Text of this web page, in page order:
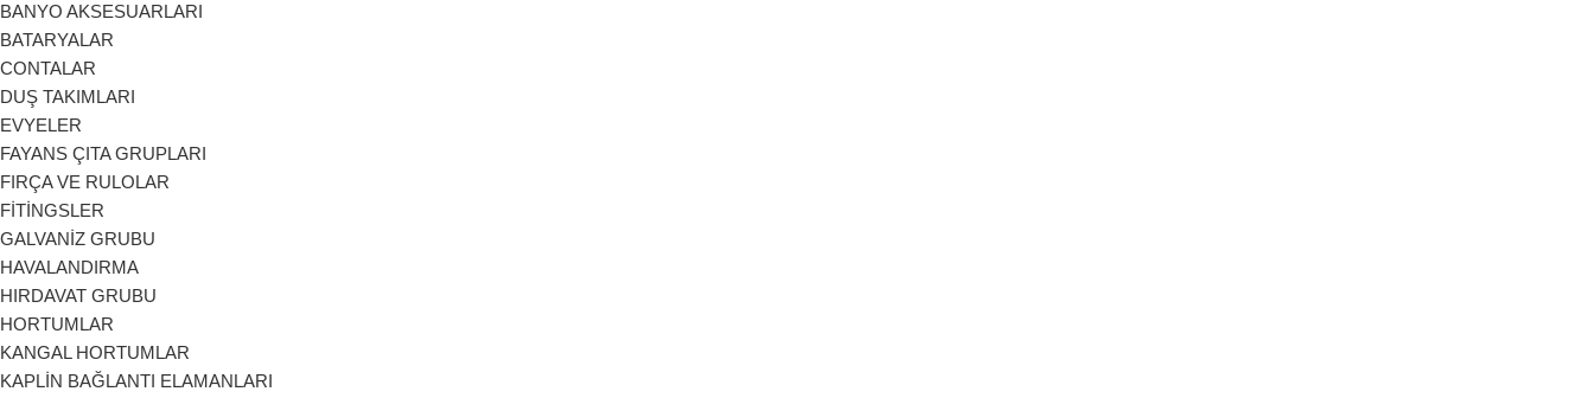
BANYO AKSESUARLARI
BATARYALAR
CONTALAR
DUŞ TAKIMLARI
EVYELER
FAYANS ÇITA GRUPLARI
FIRÇA VE RULOLAR
FİTİNGSLER
GALVANİZ GRUBU
HAVALANDIRMA
HIRDAVAT GRUBU
HORTUMLAR
KANGAL HORTUMLAR
KAPLİN BAĞLANTI ELAMANLARI